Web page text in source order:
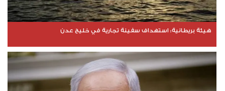
هيئة بريطانية: استهداف سفينة تجارية في خليج عدن